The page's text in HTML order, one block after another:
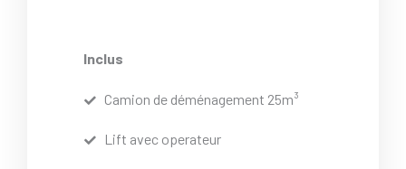
Inclus
Camion de déménagement 25m³
Lift avec operateur